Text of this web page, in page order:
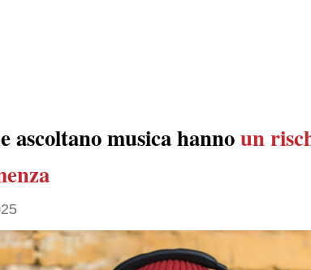
ascoltano musica hannoun